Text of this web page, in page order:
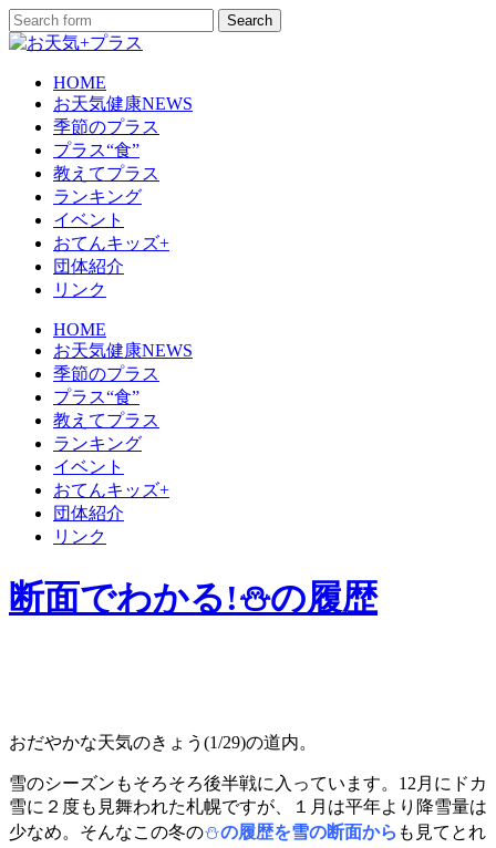
HOME
お天気健康NEWS
季節のプラス
プラス“食”
教えてプラス
ランキング
イベント
おてんキッズ+
団体紹介
リンク
HOME
お天気健康NEWS
季節のプラス
プラス“食”
教えてプラス
ランキング
イベント
おてんキッズ+
団体紹介
リンク
断面でわかる!⛄の履歴
おだやかな天気のきょう(1/29)の道内。
雪のシーズンもそろそろ後半戦に入っています。12月にドカ
雪に２度も見舞われた札幌ですが、１月は平年より降雪量は
少なめ。そんなこの冬の⛄の履歴を雪の断面から も見てとれ